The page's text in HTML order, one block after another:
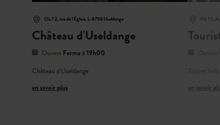
Où ? 2, rue de l'Église, L-8706 Useldange
Château d'Useldange
Ouvert Ferme à 19h00
Château d'Useldange
en savoir plus
Où ? 1,
Tourist
en savoir